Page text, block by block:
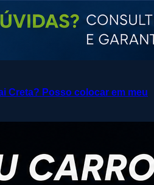
Creta? Posso colocar em meu